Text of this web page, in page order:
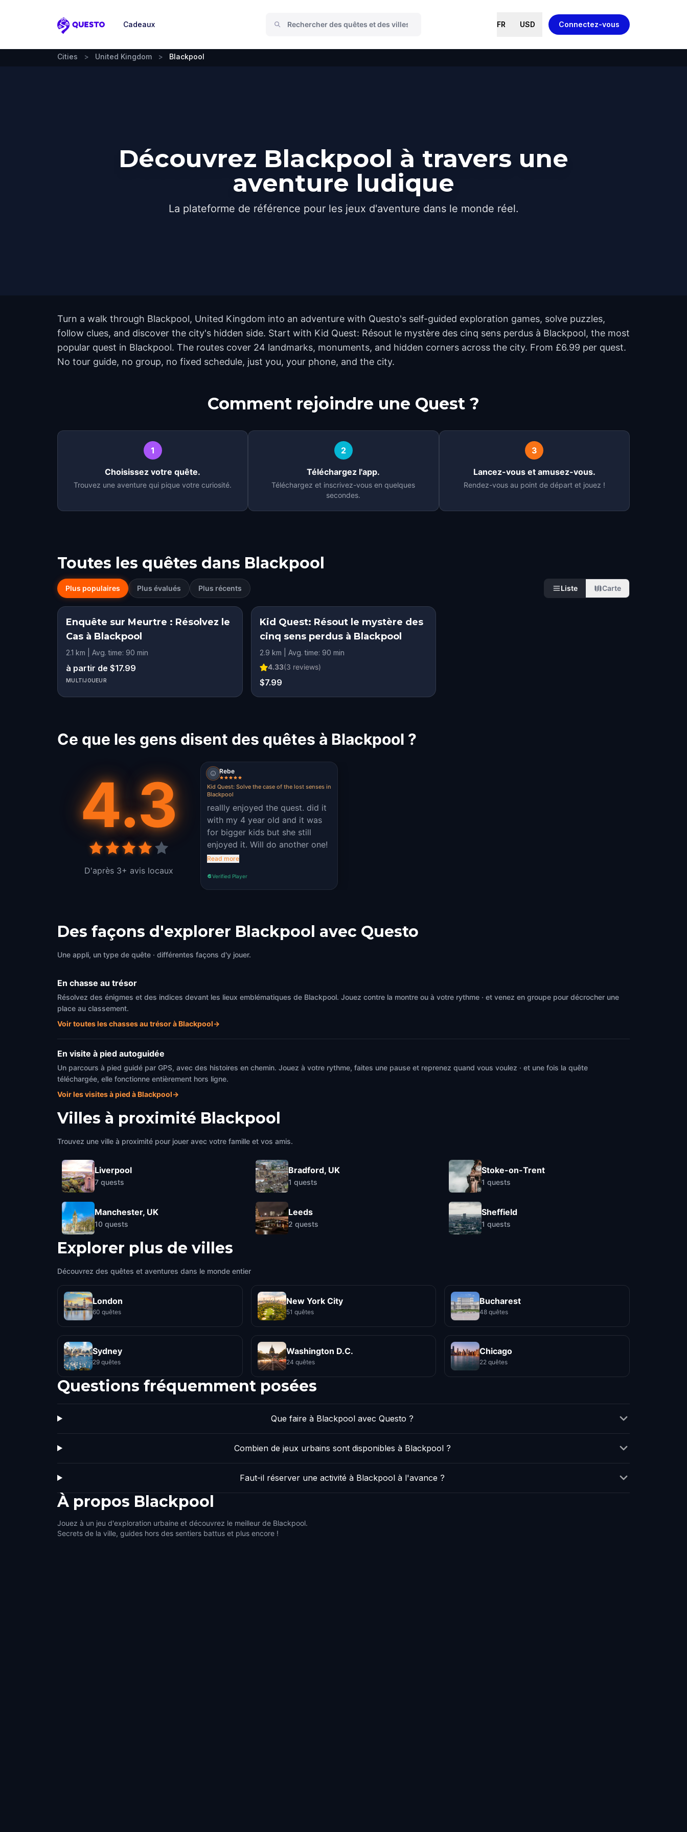
Questo
Cadeaux FR USD Connectez-vous
Cities > United Kingdom > Blackpool
Découvrez Blackpool à travers une
aventure ludique
La plateforme de référence pour les jeux d'aventure dans le monde réel.
Turn a walk through Blackpool, United Kingdom into an adventure with Questo's self-guided exploration games, solve puzzles,
follow clues, and discover the city's hidden side. Start with Kid Quest: Résout le mystère des cinq sens perdus à Blackpool, the most
popular quest in Blackpool. The routes cover 24 landmarks, monuments, and hidden corners across the city. From £6.99 per quest.
No tour guide, no group, no fixed schedule, just you, your phone, and the city.
Comment rejoindre une Quest ?
1
Choisissez votre quête.
Trouvez une aventure qui pique votre curiosité.
2
Téléchargez l'app.
Téléchargez et inscrivez-vous en quelques
secondes.
3
Lancez-vous et amusez-vous.
Rendez-vous au point de départ et jouez !
Toutes les quêtes dans Blackpool
Plus populaires Plus évalués Plus récents Liste Carte
Enquête sur Meurtre : Résolvez le
Cas à Blackpool
2.1 km | Avg. time: 90 min
à partir de $17.99
MULTIJOUEUR
Kid Quest: Résout le mystère des
cinq sens perdus à Blackpool
2.9 km | Avg. time: 90 min
4.33(3 reviews)
$7.99
Ce que les gens disent des quêtes à Blackpool ?
4.3
D'après 3+ avis locaux
Rebe
Kid Quest: Solve the case of the lost senses in
Blackpool
reallly enjoyed the quest. did it
with my 4 year old and it was
for bigger kids but she still
enjoyed it. Will do another one!
Read more
Verified Player
Des façons d'explorer Blackpool avec Questo
Une appli, un type de quête · différentes façons d'y jouer.
En chasse au trésor
Résolvez des énigmes et des indices devant les lieux emblématiques de Blackpool. Jouez contre la montre ou à votre rythme · et venez en groupe pour décrocher une
place au classement.
Voir toutes les chasses au trésor à Blackpool→
En visite à pied autoguidée
Un parcours à pied guidé par GPS, avec des histoires en chemin. Jouez à votre rythme, faites une pause et reprenez quand vous voulez · et une fois la quête
téléchargée, elle fonctionne entièrement hors ligne.
Voir les visites à pied à Blackpool→
Villes à proximité Blackpool
Trouvez une ville à proximité pour jouer avec votre famille et vos amis.
Liverpool
7 quests
Manchester, UK
10 quests
Bradford, UK
1 quests
Leeds
2 quests
Stoke-on-Trent
1 quests
Sheffield
1 quests
Explorer plus de villes
Découvrez des quêtes et aventures dans le monde entier
London
60 quêtes
New York City
51 quêtes
Bucharest
48 quêtes
Sydney
29 quêtes
Washington D.C.
24 quêtes
Chicago
22 quêtes
Questions fréquemment posées
Que faire à Blackpool avec Questo ?
Combien de jeux urbains sont disponibles à Blackpool ?
Faut-il réserver une activité à Blackpool à l'avance ?
À propos Blackpool
Jouez à un jeu d'exploration urbaine et découvrez le meilleur de Blackpool.
Secrets de la ville, guides hors des sentiers battus et plus encore !